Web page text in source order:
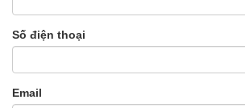
Số điện thoại
Email